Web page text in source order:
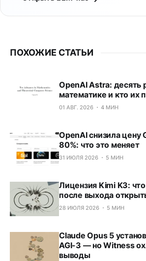
ПОХОЖИЕ СТАТЬИ
OpenAI Astra: десять
математике и кто их
01 АВГ. 2026 4 МИН
OpenAI снизила цену
80%: что это меняет
31 ИЮЛЯ 2026 5 МИН
Лицензия Kimi K3:
после выхода
28 ИЮЛЯ 2026 5 МИН
Claude Opus 5
AGI-3 — но Witness
выводы